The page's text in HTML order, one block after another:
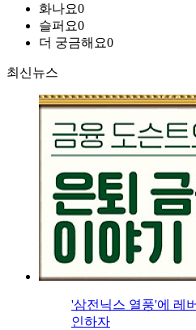
화나요0
슬퍼요0
더 궁금해요0
최신뉴스
'삼전닉스 열풍'에 레
인하자